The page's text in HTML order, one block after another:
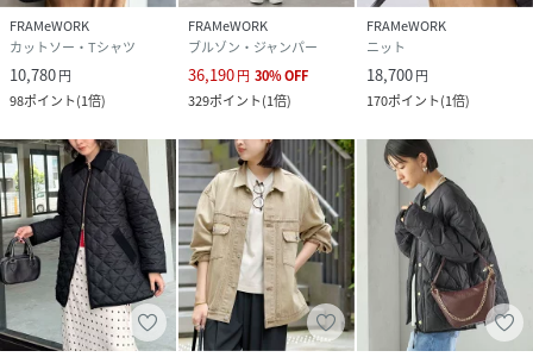
FRAMeWORK
カットソー・Tシャツ
10,780円
98ポイント(1倍)
FRAMeWORK
ブルゾン・ジャンパー
36,190円 30%OFF
329ポイント(1倍)
FRAMeWORK
ニット
18,700円
170ポイント(1倍)